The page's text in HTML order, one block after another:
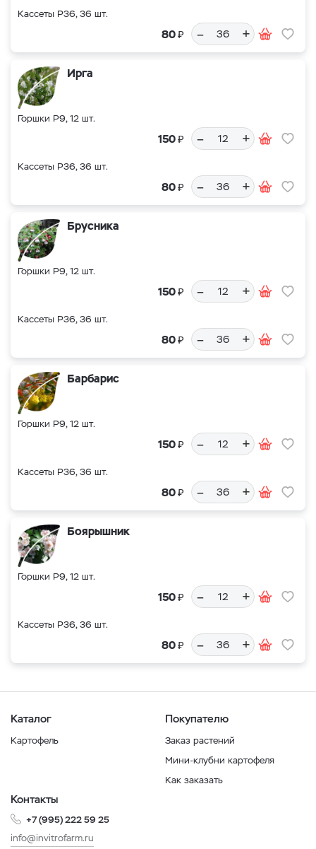
Кассеты Р36, 36 шт.
80₽ – +
Ирга
Горшки Р9, 12 шт.
150₽ – +
Кассеты Р36, 36 шт.
80₽ – +
Брусника
Горшки Р9, 12 шт.
150₽ – +
Кассеты Р36, 36 шт.
80₽ – +
Барбарис
Горшки Р9, 12 шт.
150₽ – +
Кассеты Р36, 36 шт.
80₽ – +
Боярышник
Горшки Р9, 12 шт.
150₽ – +
Кассеты Р36, 36 шт.
80₽ – +
Каталог
Картофель
Покупателю
Заказ растений
Мини-клубни картофеля
Как заказать
Контакты
+7 (995) 222 59 25
info@invitrofarm.ru